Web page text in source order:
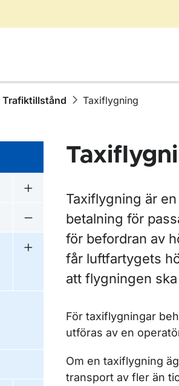
Trafiktillstånd Taxiflygning
Undermeny för Farligt gods
Undermeny för Trafiktillstånd
Undermeny för
Taxiflygning är
betalning för
för befordran av
får luftfartygets
att flygningen
För taxiflygningar
utföras av en
Om en taxiflygning
transport av fler än